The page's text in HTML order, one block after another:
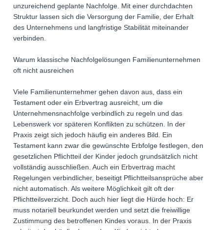
unzureichend geplante Nachfolge. Mit einer durchdachten
Struktur lassen sich die Versorgung der Familie, der Erhalt
des Unternehmens und langfristige Stabilität miteinander
verbinden.
Warum klassische Nachfolgelösungen Familienunternehmen
oft nicht ausreichen
Viele Familienunternehmer gehen davon aus, dass ein
Testament oder ein Erbvertrag ausreicht, um die
Unternehmensnachfolge verbindlich zu regeln und das
Lebenswerk vor späteren Konflikten zu schützen. In der
Praxis zeigt sich jedoch häufig ein anderes Bild. Ein
Testament kann zwar die gewünschte Erbfolge festlegen, den
gesetzlichen Pflichtteil der Kinder jedoch grundsätzlich nicht
vollständig ausschließen. Auch ein Erbvertrag macht
Regelungen verbindlicher, beseitigt Pflichtteilsansprüche aber
nicht automatisch. Als weitere Möglichkeit gilt oft der
Pflichtteilsverzicht. Doch auch hier liegt die Hürde hoch: Er
muss notariell beurkundet werden und setzt die freiwillige
Zustimmung des betroffenen Kindes voraus. In der Praxis